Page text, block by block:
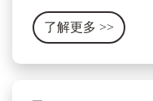
品。这种工艺主要包
了解更多 >>